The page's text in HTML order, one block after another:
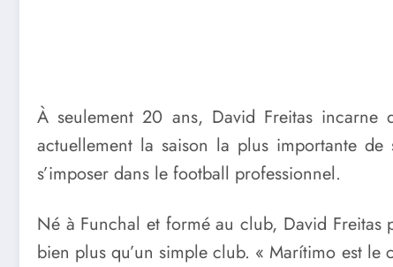
À seulement 20 ans, David Freitas
actuellement la saison la plus importante
s’imposer dans le football professionnel.
Né à Funchal et formé au club, David
bien plus qu’un simple club. « Marítimo est